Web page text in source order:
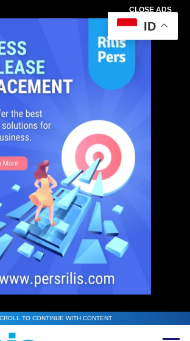
CLOSE ADS
TO CONTINUE WITH CONTENT
ID